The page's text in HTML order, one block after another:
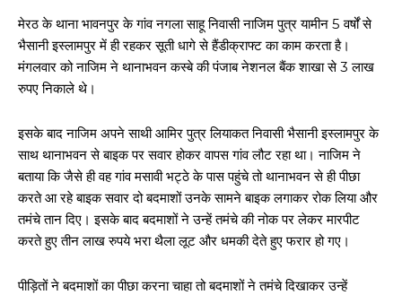
मेरठ के थाना भावनपुर के गांव नगला साहू निवासी नाजिम पुत्र यामीन 5 वर्षों से
भैसानी इस्लामपुर में ही रहकर सूती धागे से हैंडीक्राफ्ट का काम करता है।
मंगलवार को नाजिम ने थानाभवन कस्बे की पंजाब नेशनल बैंक शाखा से 3 लाख
रुपए निकाले थे।
इसके बाद नाजिम अपने साथी आमिर पुत्र लियाकत निवासी भैसानी इस्लामपुर के
साथ थानाभवन से बाइक पर सवार होकर वापस गांव लौट रहा था। नाजिम ने
बताया कि जैसे ही वह गांव मसावी भट्ठे के पास पहुंचे तो थानाभवन से ही पीछा
करते आ रहे बाइक सवार दो बदमाशों उनके सामने बाइक लगाकर रोक लिया और
तमंचे तान दिए। इसके बाद बदमाशों ने उन्हें तमंचे की नोक पर लेकर मारपीट
करते हुए तीन लाख रुपये भरा थैला लूट और धमकी देते हुए फरार हो गए।
पीड़ितों ने बदमाशों का पीछा करना चाहा तो बदमाशों ने तमंचे दिखाकर उन्हें